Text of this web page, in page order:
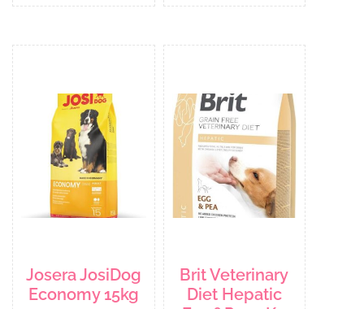
Josera JosiDog
Economy 15kg
Brit Veterinary
Diet Hepatic